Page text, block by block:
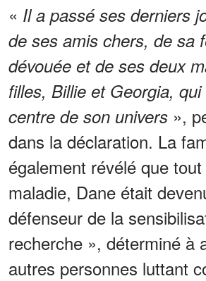
« Il a passé ses derniers
de ses amis chers, de sa
dévouée et de ses deux
filles, Billie et Georgia,
centre de son univers »,
dans la déclaration. La
également révélé que
maladie, Dane était
défenseur de la
recherche », déterminé à
autres personnes luttant